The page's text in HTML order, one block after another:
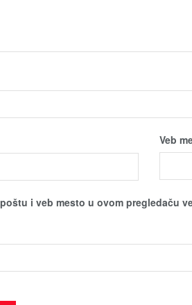
Veb
poštu i veb mesto u ovom pregledaču